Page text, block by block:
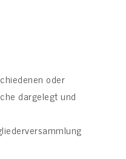
oder
dargelegt und